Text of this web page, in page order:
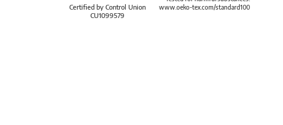
Certified by Control Union
CU1099579
www.oeko-tex.com/standard100